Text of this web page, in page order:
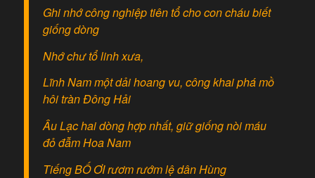
Ghi nhớ công nghiệp tiên tổ cho con cháu biết
giống dòng
Nhớ chư tổ linh xưa,
Lĩnh Nam một dải hoang vu, công khai phá mồ
hôi tràn Đông Hải
Âu Lạc hai dòng hợp nhất, giữ giống nòi máu
đỏ đẫm Hoa Nam
Tiếng BỐ ƠI rươm rướm lệ dân Hùng